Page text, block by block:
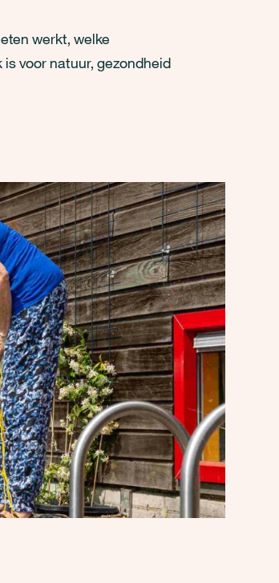
werkt, welke
voor natuur, gezondheid